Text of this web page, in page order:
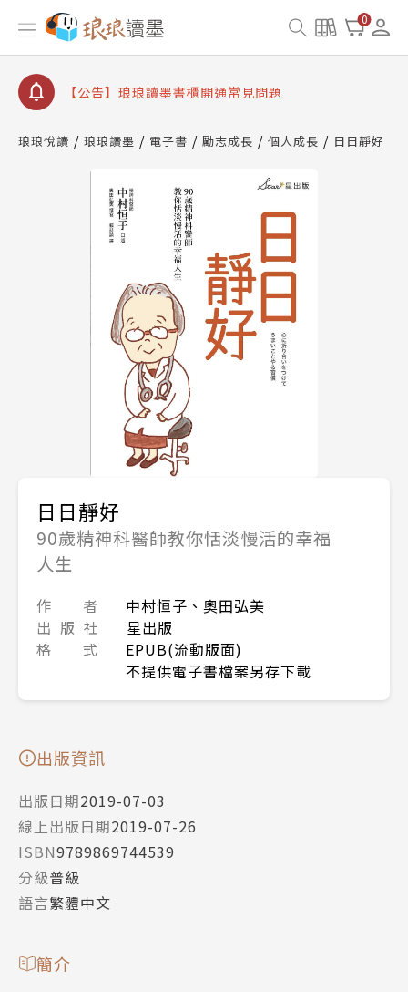
0
【公告】琅琅讀墨數位閱讀資產合併與書櫃開通申請
【公告】琅琅讀墨書櫃開通常見問題
【公告】琅琅讀墨 3 分鐘完成書櫃開通與資產合併申
請圖文教學
查詢
琅琅悅讀 琅琅讀墨 電子書 勵志成長 個人成長 日日靜好
日日靜好
90歲精神科醫師教你恬淡慢活的幸福
人生
作 者
中村恒子、奧田弘美
出 版 社
星出版
格 式
EPUB(流動版面)
不提供電子書檔案另存下載
出版資訊
出版日期2019-07-03
線上出版日期2019-07-26
ISBN9789869744539
分級普級
語言繁體中文
簡介